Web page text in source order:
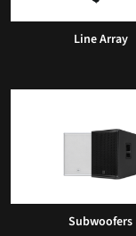
Line Array
Subwoofers